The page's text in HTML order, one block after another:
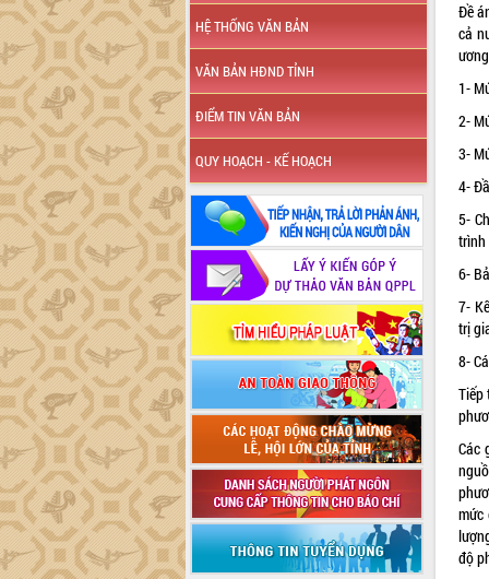
HỆ THỐNG VĂN BẢN
VĂN BẢN HĐND TỈNH
ĐIỂM TIN VĂN BẢN
QUY HOẠCH - KẾ HOẠCH
Đề
cả
1-
2-
3-
4-
5-
trình
6-
7-
trị
8-
Tiếp
Các
mức
độ